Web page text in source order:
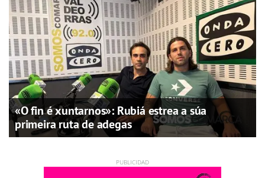
«O fin é xuntarnos»: Rubiá estrea a súa
primeira ruta de adegas